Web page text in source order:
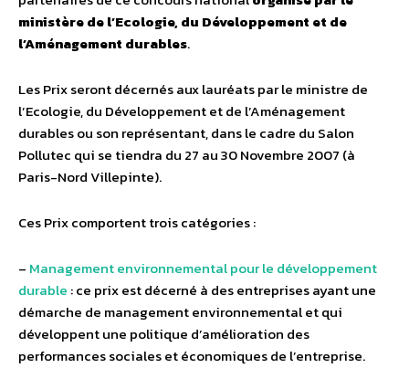
ministère de l’Ecologie, du Développement et de
l’Aménagement durables.
Les Prix seront décernés aux lauréats par le ministre de
l’Ecologie, du Développement et de l’Aménagement
durables ou son représentant, dans le cadre du Salon
Pollutec qui se tiendra du 27 au 30 Novembre 2007 (à
Paris-Nord Villepinte).
Ces Prix comportent trois catégories :
– Management environnemental pour le développement
durable :ce prix est décerné à des entreprises ayant une
démarche de management environnemental et qui
développent une politique d’amélioration des
performances sociales et économiques de l’entreprise.